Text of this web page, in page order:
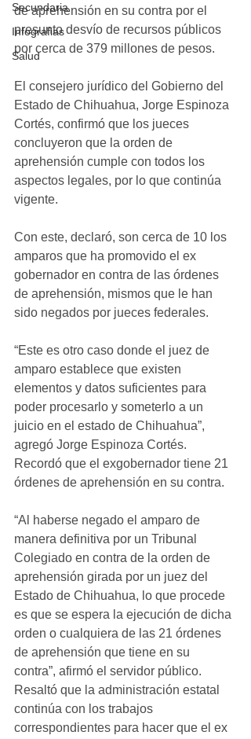
Secundaria
Infografias
Salud
de aprehensión en su contra por el
presunto desvío de recursos públicos
por cerca de 379 millones de pesos.
El consejero jurídico del Gobierno del
Estado de Chihuahua, Jorge Espinoza
Cortés, confirmó que los jueces
concluyeron que la orden de
aprehensión cumple con todos los
aspectos legales, por lo que continúa
vigente.
Con este, declaró, son cerca de 10 los
amparos que ha promovido el ex
gobernador en contra de las órdenes
de aprehensión, mismos que le han
sido negados por jueces federales.
“Este es otro caso donde el juez de
amparo establece que existen
elementos y datos suficientes para
poder procesarlo y someterlo a un
juicio en el estado de Chihuahua”,
agregó Jorge Espinoza Cortés.
Recordó que el exgobernador tiene 21
órdenes de aprehensión en su contra.
“Al haberse negado el amparo de
manera definitiva por un Tribunal
Colegiado en contra de la orden de
aprehensión girada por un juez del
Estado de Chihuahua, lo que procede
es que se espera la ejecución de dicha
orden o cualquiera de las 21 órdenes
de aprehensión que tiene en su
contra”, afirmó el servidor público.
Resaltó que la administración estatal
continúa con los trabajos
correspondientes para hacer que el ex